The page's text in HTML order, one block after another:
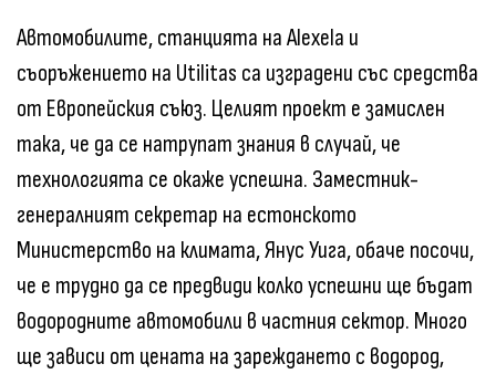
Автомобилите, станцията на Alexela и
съоръжението на Utilitas са изградени със средства
от Европейския съюз. Целият проект е замислен
така, че да се натрупат знания в случай, че
технологията се окаже успешна. Заместник-
генералният секретар на естонското
Министерство на климата, Янус Уига, обаче посочи,
че е трудно да се предвиди колко успешни ще бъдат
водородните автомобили в частния сектор. Много
ще зависи от цената на зареждането с водород,